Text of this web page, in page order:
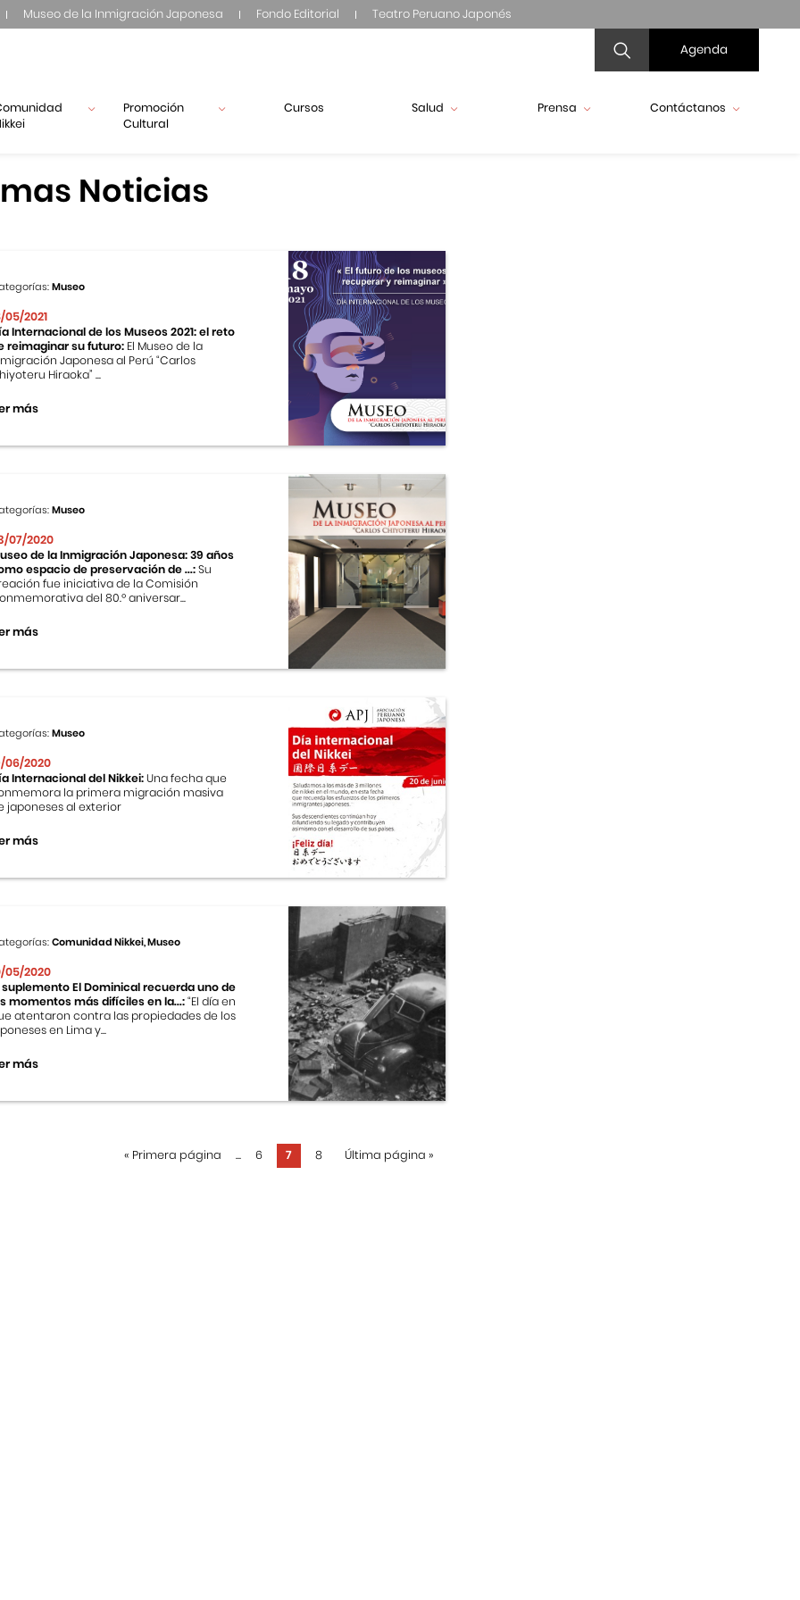
Museo de la Inmigración Japonesa Fondo Editorial Teatro Peruano Japonés
Agenda
Promoción
Cultural
Cursos Salud Prensa Contáctanos
Noticias
Museo
05/2021
Internacional de los Museos 2021: el reto
reimaginar su futuro: El Museo de la
Japonesa al Perú “Carlos
Hiraoka” ...
más
Museo
07/2020
de la Inmigración Japonesa: 39 años
espacio de preservación de ...:Su
fue iniciativa de la Comisión
del 80.º aniversar...
más
Museo
06/2020
Internacional del Nikkei:Una fecha que
la primera migración masiva
japoneses al exterior
más
Comunidad Nikkei, Museo
05/2020
suplemento El Dominical recuerda uno de
momentos más difíciles en la...:“El día en
atentaron contra las propiedades de los
en Lima y...
más
« Primera página ... 6 7 8 Última página »